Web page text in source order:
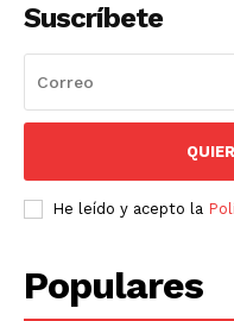
Suscríbete
He leído y acepto la
Populares